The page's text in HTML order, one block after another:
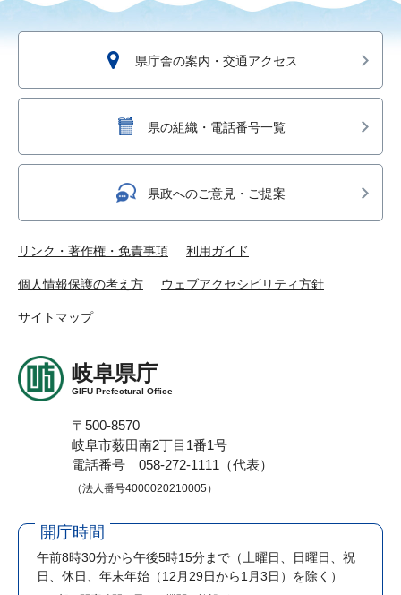
県庁舎の案内・交通アクセス
県の組織・電話番号一覧
県政へのご意見・ご提案
リンク・著作権・免責事項 利用ガイド
個人情報保護の考え方 ウェブアクセシビリティ方針
サイトマップ
岐阜県庁
GIFU Prefectural Office
〒500-8570
岐阜市薮田南2丁目1番1号
電話番号 058-272-1111（代表）
（法人番号4000020210005）
開庁時間
午前8時30分から午後5時15分まで （土曜日、日曜日、祝
日、休日、年末年始（12月29日から1月3日）を除く）